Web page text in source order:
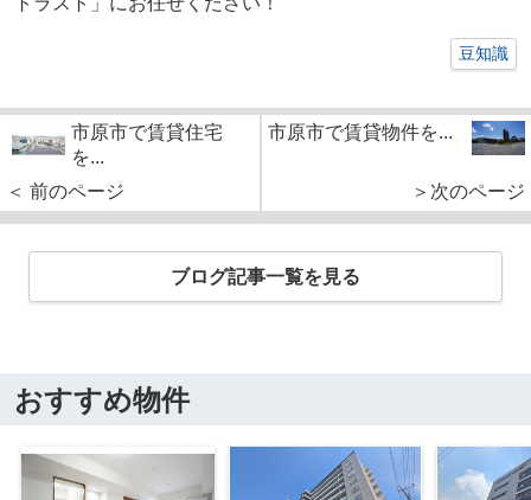
豆知識
市原市で賃貸住宅
を...
＜ 前のページ
市原市で賃貸物件を...
＞次のページ
ブログ記事一覧を見る
おすすめ物件